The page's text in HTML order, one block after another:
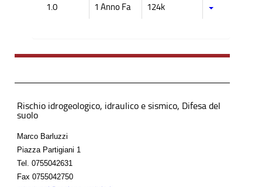
1.0 1 Anno Fa 124k
Rischio idrogeologico, idraulico e sismico, Difesa del
suolo
Marco Barluzzi
Piazza Partigiani 1
Tel.
0755042631
Fax 0755042750